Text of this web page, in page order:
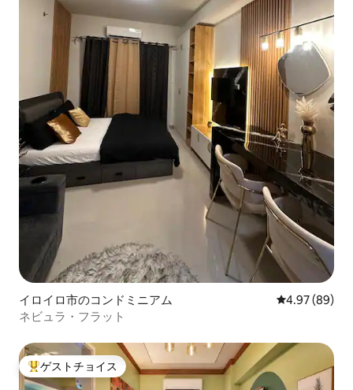
イロイロ市のコンドミニアム レビュー89
4.97 (89)
ネビュラ・フラット
大好評のゲストチョイスです。
ゲストチョイス